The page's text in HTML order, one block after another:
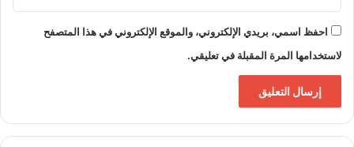
احفظ اسمي، بريدي الإلكتروني، والموقع الإلكتروني في هذا المتصفح
لاستخدامها المرة المقبلة في تعليقي.